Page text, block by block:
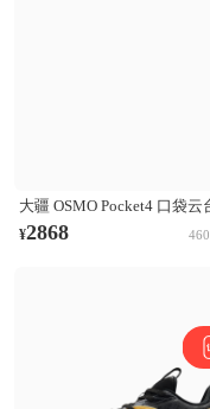
大疆 OSMO Pocket4 口袋云
相机 Activetrack 7.0智能跟
¥2868